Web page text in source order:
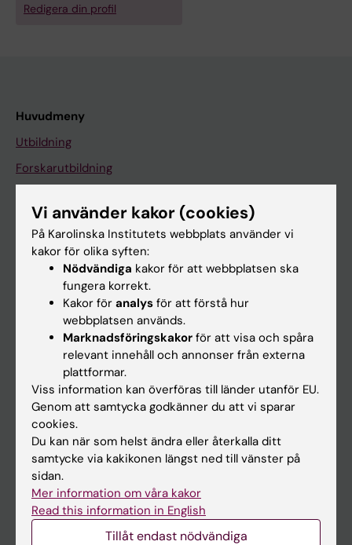
Redigera din profil
Huvudmeny
Utbildning
Forskarutbildning
Om KI
På gång
Nyheter
Kalender
Ladok
Canvas
Schema
Studentmejlen
Kurs- och programwebbar
Student på KI
Vi använder kakor (cookies)
På Karolinska Institutets webbplats använder vi
kakor för olika syften:
Nödvändiga kakor för att webbplatsen ska
fungera korrekt.
Kakor för analys för att förstå hur
webbplatsen används.
Marknadsföringskakor för att visa och spåra
relevant innehåll och annonser från externa
plattformar.
Viss information kan överföras till länder utanför EU.
Genom att samtycka godkänner du att vi sparar
cookies.
Du kan när som helst ändra eller återkalla ditt
samtycke via kakikonen längst ned till vänster på
sidan.
Mer information om våra kakor
Read this information in English
Tillåt endast nödvändiga